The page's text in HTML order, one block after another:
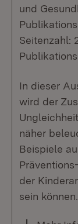
und
Seitenzahl:
In dieser
wird der
näher
Beispiele
der
sein können.